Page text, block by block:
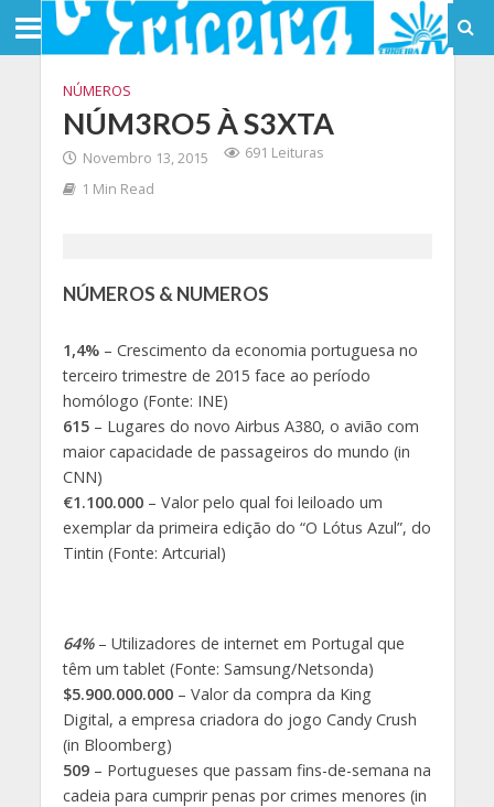
NÚMEROS
NÚM3RO5 À S3XTA
Novembro 13, 2015
691 Leituras
1 Min Read
NÚMEROS & NUMEROS
1,4%– Crescimento da economia portuguesa no
terceiro trimestre de 2015 face ao período
homólogo (Fonte: INE)
615– Lugares do novo Airbus A380, o avião com
maior capacidade de passageiros do mundo (in
CNN)
€1.100.000– Valor pelo qual foi leiloado um
exemplar da primeira edição do “O Lótus Azul”, do
Tintin (Fonte: Artcurial)
64% – Utilizadores de internet em Portugal que
têm um tablet (Fonte: Samsung/Netsonda)
$5.900.000.000– Valor da compra da King
Digital, a empresa criadora do jogo Candy Crush
(in Bloomberg)
509– Portugueses que passam fins-de-semana na
cadeia para cumprir penas por crimes menores (in